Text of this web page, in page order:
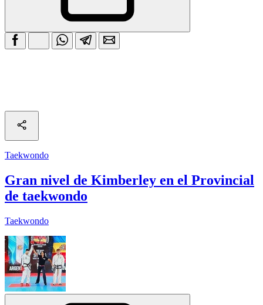
Taekwondo
Gran nivel de Kimberley en el Provincial
de taekwondo
Taekwondo